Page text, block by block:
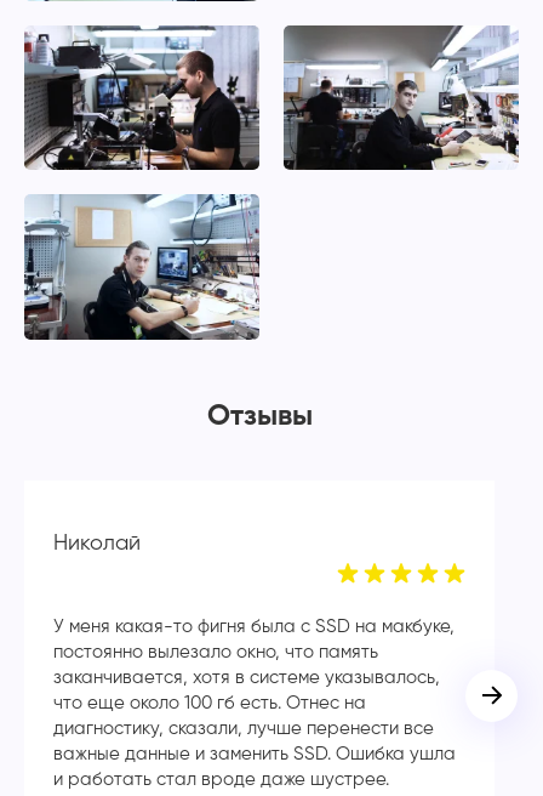
Отзывы
Николай
У меня какая-то фигня была с SSD на макбуке,
постоянно вылезало окно, что память
заканчивается, хотя в системе указывалось,
что еще около 100 гб есть. Отнес на
диагностику, сказали, лучше перенести все
важные данные и заменить SSD. Ошибка ушла
и работать стал вроде даже шустрее.